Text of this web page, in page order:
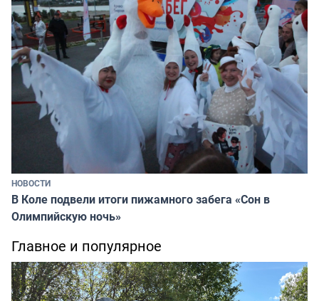
НОВОСТИ
В Коле подвели итоги пижамного забега «Сон в
Олимпийскую ночь»
Главное и популярное